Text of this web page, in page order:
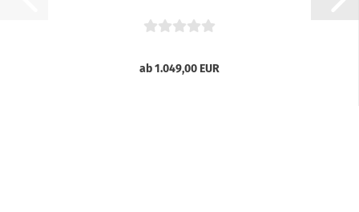
ab 1.049,00 EUR